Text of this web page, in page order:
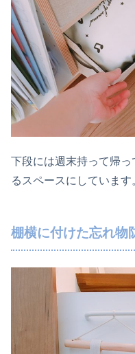
下段には週末持って帰
るスペースにしています
棚横に付けた忘れ物